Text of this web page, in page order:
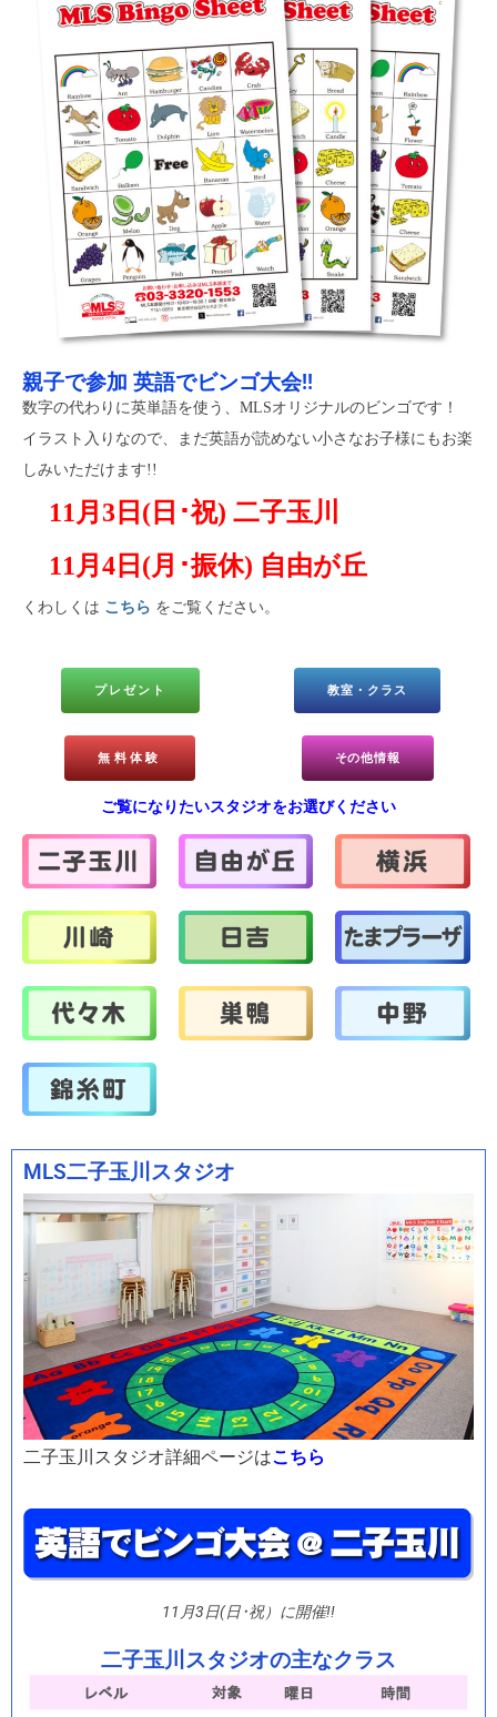
親子で参加 英語でビンゴ大会!!
数字の代わりに英単語を使う、MLSオリジナルのビンゴです！
イラスト入りなので、まだ英語が読めない小さなお子様にもお楽
しみいただけます!!
11月3日(日･祝) 二子玉川
11月4日(月･振休) 自由が丘
くわしくは こちら をご覧ください。
プレゼント 教室・クラス
無料体験 その他情報
ご覧になりたいスタジオをお選びください
MLS二子玉川スタジオ
二子玉川スタジオ詳細ページはこちら
11月3日(日･祝）に開催!!
二子玉川スタジオの主なクラス